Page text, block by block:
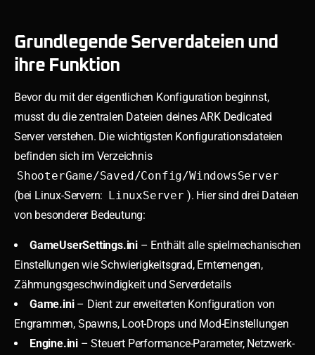
Grundlegende Serverdateien und
ihre Funktion
Bevor du mit der eigentlichen Konfiguration beginnst,
musst du die zentralen Dateien deines ARK Dedicated
Server verstehen. Die wichtigsten Konfigurationsdateien
befinden sich im Verzeichnis
ShooterGame/Saved/Config/WindowsServer
(bei Linux-Servern: LinuxServer ). Hier sind drei Dateien
von besonderer Bedeutung:
GameUserSettings.ini – Enthält alle spielmechanischen
Einstellungen wie Schwierigkeitsgrad, Erntemengen,
Zähmungsgeschwindigkeit und Serverdetails
Game.ini– Dient zur erweiterten Konfiguration von
Engrammen, Spawns, Loot-Drops und Mod-Einstellungen
Engine.ini – Steuert Performance-Parameter, Netzwerk-